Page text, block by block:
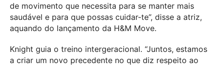
de movimento que necessita para se manter mais
saudável e para que possas cuidar-te”, disse a atriz,
aquando do lançamento da H&M Move.
Knight guia o treino intergeracional. “Juntos, estamos
a criar um novo precedente no que diz respeito ao